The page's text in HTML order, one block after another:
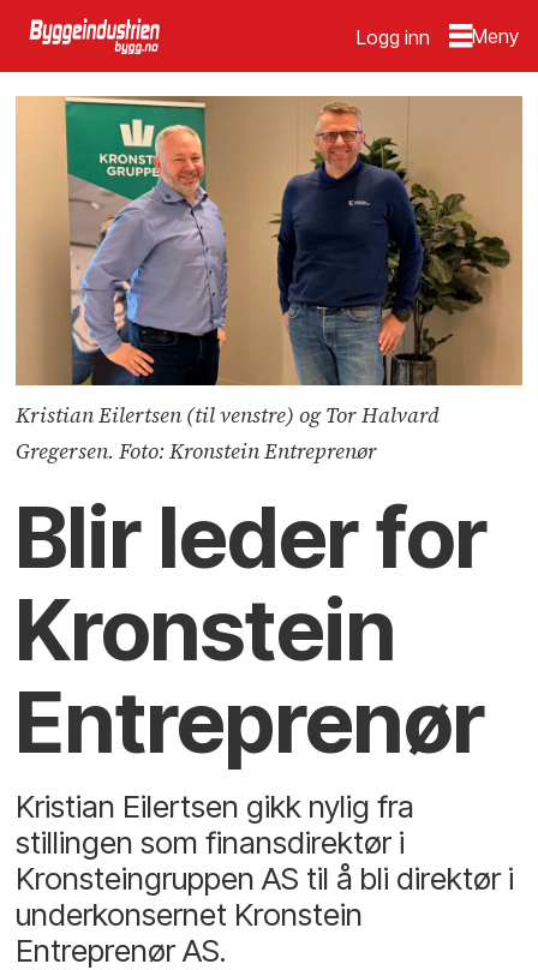
Logg inn
Kristian Eilertsen (til venstre) og Tor Halvard
Gregersen. Foto: Kronstein Entreprenør
Blir leder for
Kronstein
Entreprenør
Kristian Eilertsen gikk nylig fra
stillingen som finansdirektør i
Kronsteingruppen AS til å bli direktør i
underkonsernet Kronstein
Entreprenør AS.